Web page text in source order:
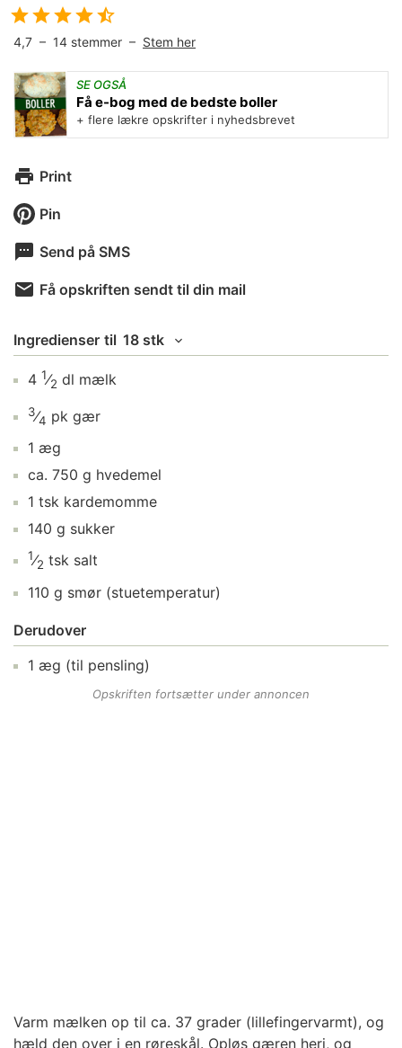
4,7 – 14 stemmer – Stem her
SE OGSÅ
Få e-bog med de bedste boller
+ flere lækre opskrifter i nyhedsbrevet
Print
Pin
Send på SMS
Få opskriften sendt til din mail
Ingredienser til 18 stk
4 1⁄2 dl mælk
3⁄4 pk gær
1 æg
ca. 750 g hvedemel
1 tsk kardemomme
140 g sukker
1⁄2 tsk salt
110 g smør (stuetemperatur)
Derudover
1 æg (til pensling)
Opskriften fortsætter under annoncen
Varm mælken op til ca. 37 grader (lillefingervarmt), og
hæld den over i en røreskål. Opløs gæren heri, og